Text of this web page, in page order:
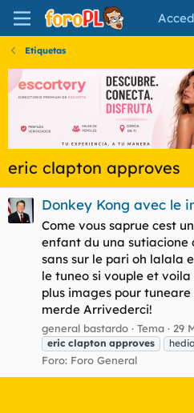
Etiquetas
eric clapton approves
Donkey Kong avec le
Come vous saprue cest
enfant du una
sans sur le pari oh lalala
le tuneo si vouple et
plus images pour
merde Arrivederci!
general bastardo Tema 29
eric clapton approves
Foro: Foro General